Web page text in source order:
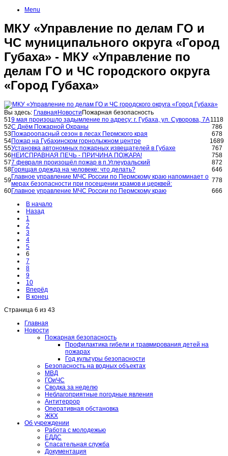
Menu
МКУ «Управление по делам ГО и
ЧС муниципального округа «Город
Губаха» - МКУ «Управление по
делам ГО и ЧС городского округа
«Город Губаха»
Вы здесь: Главная Новости Пожарная безопасность
519 мая произошло задымление по адресу: г. Губаха, ул. Суворова, 7А1118
52С Днём Пожарной Охраны
786
53Пожароопасный сезон в лесах Пермского края
678
54Пожар на Губахинском горнолыжном центре
1689
55Установка автономных пожарных извещателей в Губахе
767
56 НЕИСПРАВНАЯ ПЕЧЬ - ПРИЧИНА ПОЖАРА!
758
577 февраля произошёл пожар в п.Углеуральский
872
58Горящая одежда на человеке: что делать?
646
59Главное управление МЧС России по Пермскому краю напоминает о
мерах безопасности при посещении храмов и церквей:
778
60Главное управление МЧС России по Пермскому краю
666
В начало
Назад
1
2
3
4
5
6
7
8
9
10
Вперёд
В конец
Страница 6 из 43
Главная
Новости
Пожарная безопасность
Профилактика гибели и травмирования детей на
пожарах
Год культуры безопасности
Безопасность на водных объектах
МВД
ГОиЧС
Сводка за неделю
Неблагоприятные погодные явления
Антитеррор
Оперативная обстановка
ЖКХ
Об учреждении
Работа с молодежью
ЕДДС
Спасательная служба
Документация